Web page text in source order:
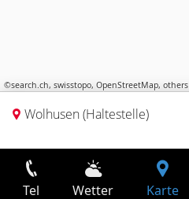
©search.ch, swisstopo, OpenStreetMap, others
Wolhusen (Haltestelle)
Tel Wetter Karte